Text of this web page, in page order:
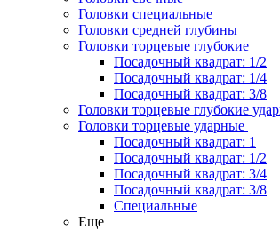
Головки специальные
Головки средней глубины
Головки торцевые глубокие
Посадочный квадрат: 1/2
Посадочный квадрат: 1/4
Посадочный квадрат: 3/8
Головки торцевые глубокие
Головки торцевые ударные
Посадочный квадрат: 1
Посадочный квадрат: 1/2
Посадочный квадрат: 3/4
Посадочный квадрат: 3/8
Специальные
Еще